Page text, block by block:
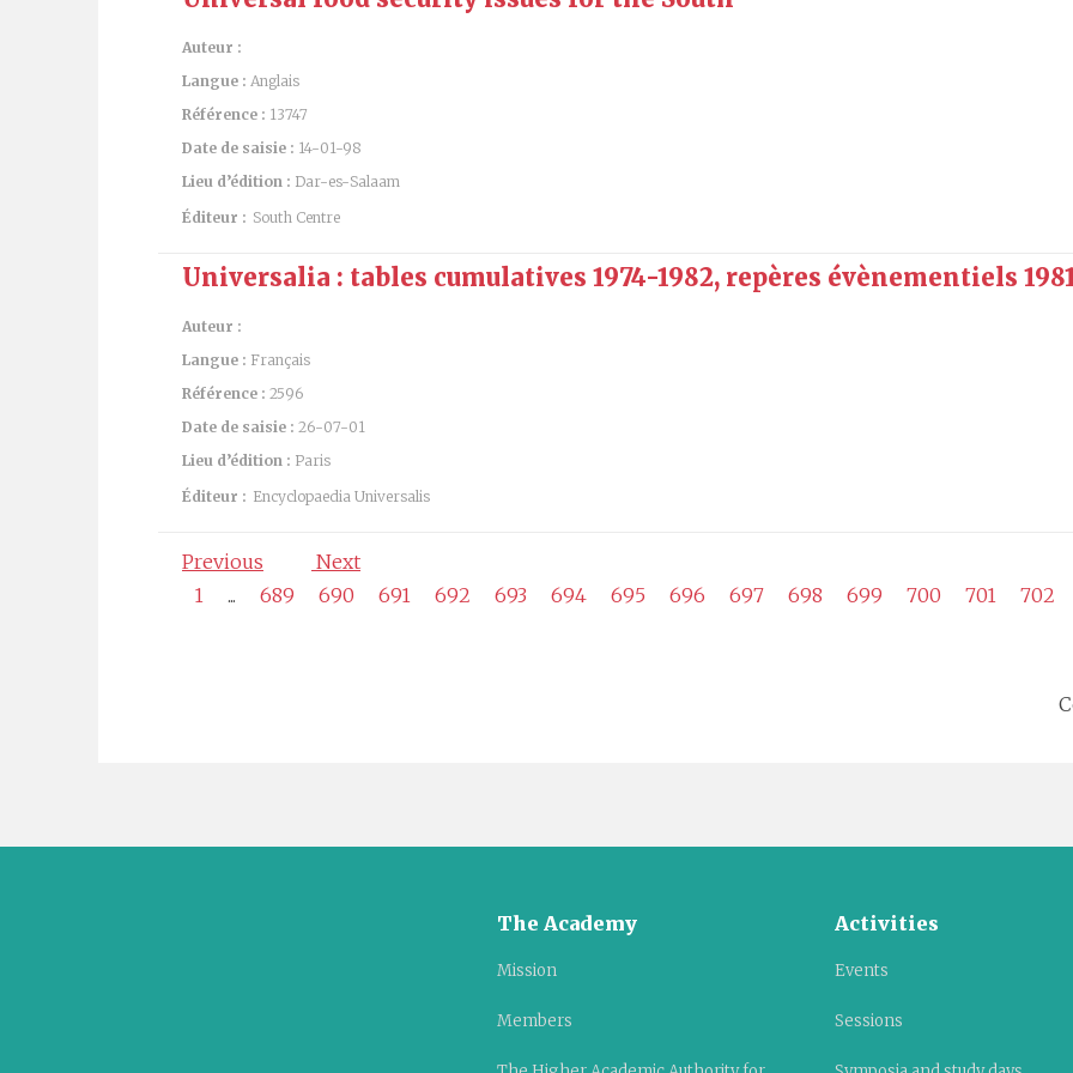
Auteur :
Langue : Anglais
Référence : 13747
Date de saisie : 14-01-98
Lieu d’édition : Dar-es-Salaam
Éditeur : South Centre
Universalia : tables cumulatives 1974-1982, repères évènementiels
Auteur :
Langue : Français
Référence : 2596
Date de saisie : 26-07-01
Lieu d’édition : Paris
Éditeur : Encyclopaedia Universalis
Previous
Next
1
... 689 690 691 692 693 694 695 696 697 698 699 700 701 702
The Academy
Mission
Members
Activities
Events
Sessions